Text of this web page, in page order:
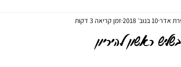
תזונה בריאה ליווי בלידה - דולה
ראשון להיריון
אדר10 בנוב׳ 2018 זמן קריאה 3 דקות